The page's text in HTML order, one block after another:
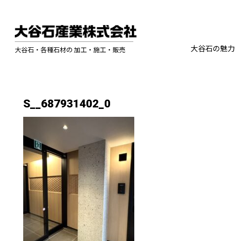
大谷石・各種石材の 加工・施工・販売 大谷石の魅力
S__687931402_0